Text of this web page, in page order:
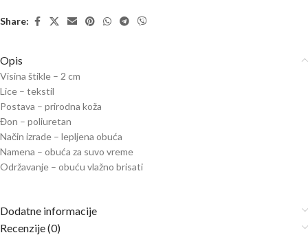
Share:
Opis
Visina štikle – 2 cm
Lice – tekstil
Postava – prirodna koža
Đon – poliuretan
Način izrade – lepljena obuća
Namena – obuća za suvo vreme
Održavanje – obuću vlažno brisati
Dodatne informacije
Recenzije (0)